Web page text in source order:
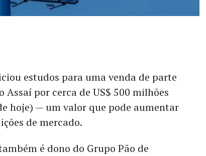
estudos para uma venda de parte
Assaí por cerca de US$ 500 milhões
hoje) — um valor que pode aumentar
de mercado.
é dono do Grupo Pão de